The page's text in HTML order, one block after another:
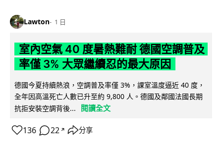
Lawton 1 日
室內空氣 40 度暑熱難耐 德國空調普及
率僅 3% 大眾繼續忍的最大原因
德國今夏持續熱浪，空調普及率僅 3%，課室溫度逼近 40 度，
全年因高溫死亡人數已升至約 9,800 人。德國及鄰國法國長期
抗拒安裝空調背後...
閱讀全文
136 22 ↗ 分享